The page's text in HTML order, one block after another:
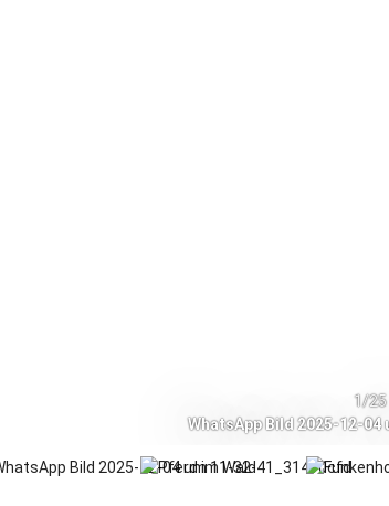
1/25
WhatsApp Bild 2025-12-04